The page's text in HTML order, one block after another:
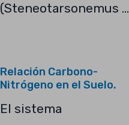
(Steneotarsonemus …
Relación Carbono-
Nitrógeno en el Suelo.
El sistema